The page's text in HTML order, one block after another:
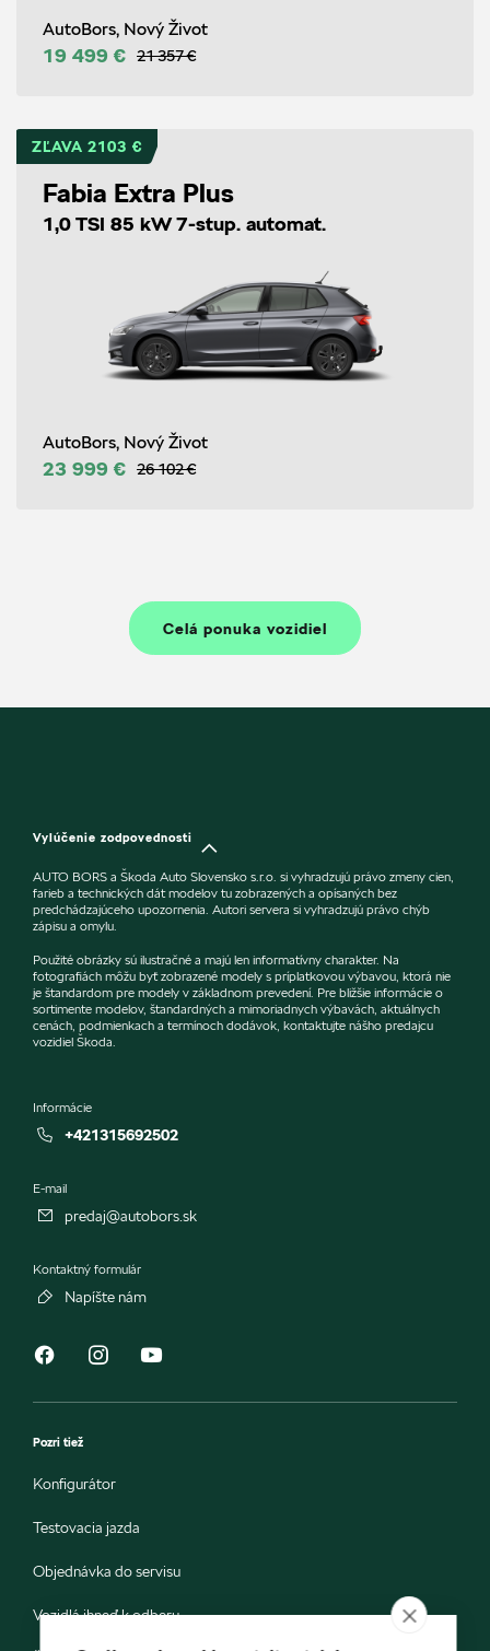
AutoBors, Nový Život
19 499 € 21 357 €
ZĽAVA 2103 €
Fabia Extra Plus
1,0 TSI 85 kW 7-stup. automat.
AutoBors, Nový Život
23 999 € 26 102 €
Celá ponuka vozidiel
Vylúčenie zodpovednosti
AUTO BORS a Škoda Auto Slovensko s.r.o. si vyhradzujú právo zmeny cien,
farieb a technických dát modelov tu zobrazených a opísaných bez
predchádzajúceho upozornenia. Autori servera si vyhradzujú právo chýb
zápisu a omylu.
Použité obrázky sú ilustračné a majú len informatívny charakter. Na
fotografiách môžu byť zobrazené modely s príplatkovou výbavou, ktorá nie
je štandardom pre modely v základnom prevedení. Pre bližšie informácie o
sortimente modelov, štandardných a mimoriadnych výbavách, aktuálnych
cenách, podmienkach a termínoch dodávok, kontaktujte nášho predajcu
vozidiel Škoda.
Informácie
+421315692502
E-mail
predaj@autobors.sk
Kontaktný formulár
Napíšte nám
Pozri tiež
Konfigurátor
Testovacia jazda
Objednávka do servisu
Vozidlá ihneď k odberu